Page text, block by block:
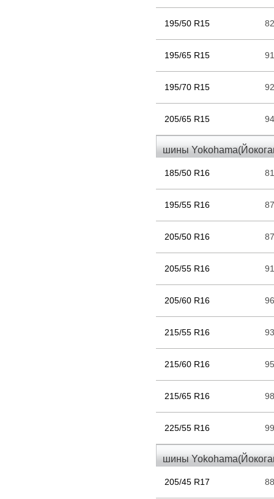
195/50 R15
195/65 R15
195/70 R15
205/65 R15
шины
185/50 R16
195/55 R16
205/50 R16
205/55 R16
205/60 R16
215/55 R16
215/60 R16
215/65 R16
225/55 R16
шины
205/45 R17